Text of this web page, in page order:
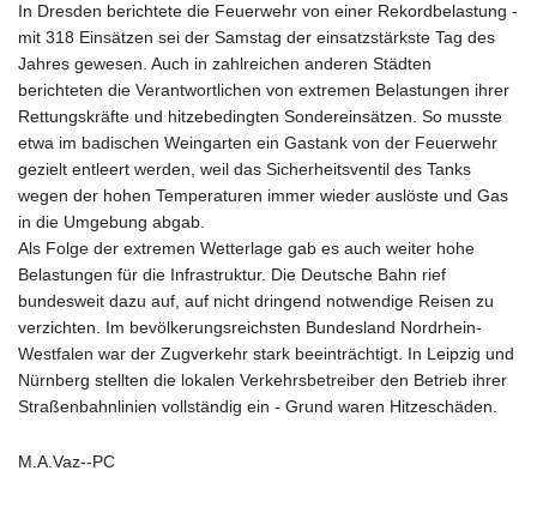
In Dresden berichtete die Feuerwehr von einer Rekordbelastung -
mit 318 Einsätzen sei der Samstag der einsatzstärkste Tag des
Jahres gewesen. Auch in zahlreichen anderen Städten
berichteten die Verantwortlichen von extremen Belastungen ihrer
Rettungskräfte und hitzebedingten Sondereinsätzen. So musste
etwa im badischen Weingarten ein Gastank von der Feuerwehr
gezielt entleert werden, weil das Sicherheitsventil des Tanks
wegen der hohen Temperaturen immer wieder auslöste und Gas
in die Umgebung abgab.
Als Folge der extremen Wetterlage gab es auch weiter hohe
Belastungen für die Infrastruktur. Die Deutsche Bahn rief
bundesweit dazu auf, auf nicht dringend notwendige Reisen zu
verzichten. Im bevölkerungsreichsten Bundesland Nordrhein-
Westfalen war der Zugverkehr stark beeinträchtigt. In Leipzig und
Nürnberg stellten die lokalen Verkehrsbetreiber den Betrieb ihrer
Straßenbahnlinien vollständig ein - Grund waren Hitzeschäden.
M.A.Vaz--PC